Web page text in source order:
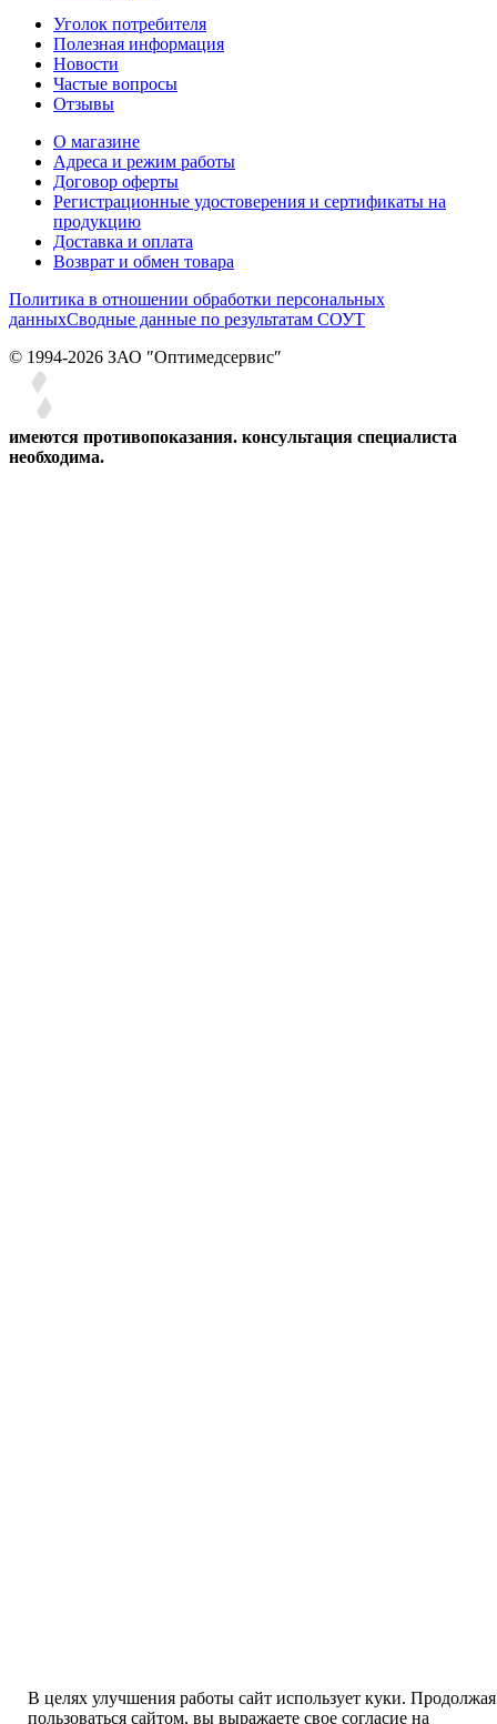
Уголок потребителя
Полезная информация
Новости
Частые вопросы
Отзывы
О магазине
Адреса и режим работы
Договор оферты
Регистрационные удостоверения и сертификаты на
продукцию
Доставка и оплата
Возврат и обмен товара
Политика в отношении обработки персональных
данныхСводные данные по результатам СОУТ
© 1994-2026 ЗАО ″Оптимедсервис″
имеются противопоказания. консультация специалиста
необходима.
В целях улучшения работы сайт использует куки. Продолжая
пользоваться сайтом, вы выражаете свое согласие на